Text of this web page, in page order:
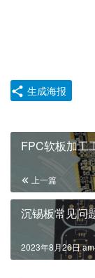
生成海报
FPC软板加工
上一篇
沉锡板常见问
2023年8月26日